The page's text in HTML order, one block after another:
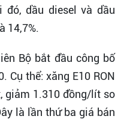
đó, dầu diesel và dầu
14,7%.
Bộ bắt đầu công bố
Cụ thể: xăng E10 RON
giảm 1.310 đồng/lít so
là lần thứ ba giá bán